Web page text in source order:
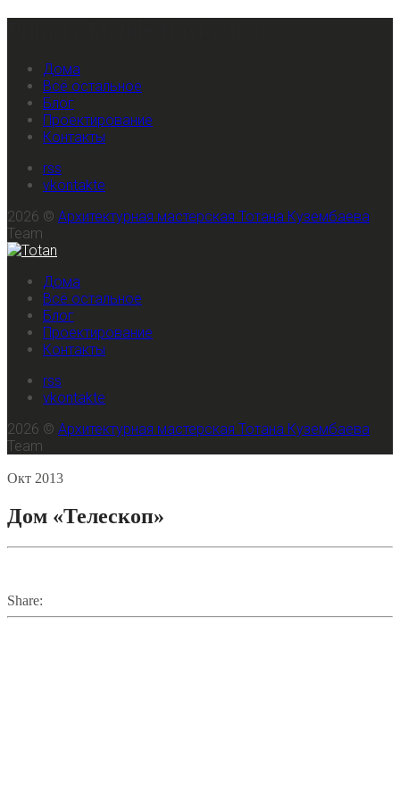
Дома
Всё остальное
Блог
Проектирование
Контакты
rss
vkontakte
2026 © Архитектурная мастерская Тотана Кузембаева
Team
Дома
Всё остальное
Блог
Проектирование
Контакты
rss
vkontakte
2026 © Архитектурная мастерская Тотана Кузембаева
Team
Окт 2013
Дом «Телескоп»
Share: